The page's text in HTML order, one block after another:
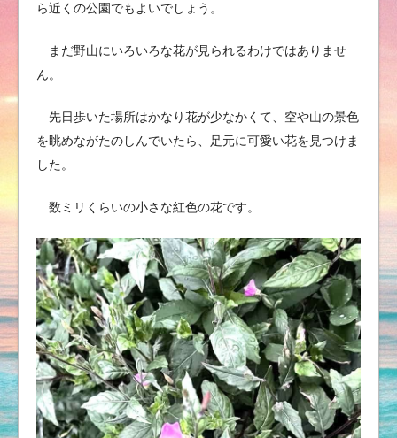
ら近くの公園でもよいでしょう。
まだ野山にいろいろな花が見られるわけではありませ
ん。
先日歩いた場所はかなり花が少なかくて、空や山の景色
を眺めながたのしんでいたら、足元に可愛い花を見つけま
した。
数ミリくらいの小さな紅色の花です。